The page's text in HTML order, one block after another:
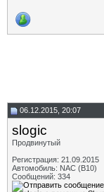
06.12.2015, 20:07
slogic
Продвинутый
Регистрация: 21.09.2015
Автомобиль: NAC (B10)
Сообщений: 334